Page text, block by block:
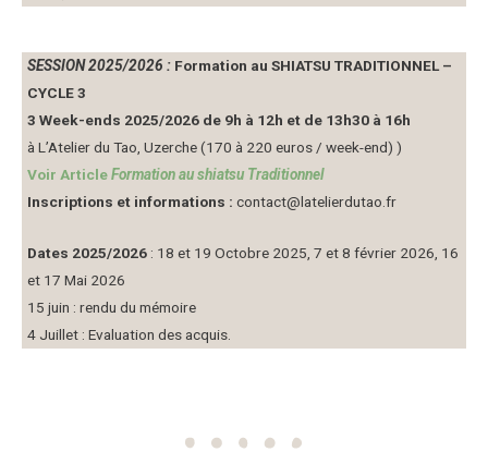
SESSION 2025/2026 : Formation au SHIATSU TRADITIONNEL –
CYCLE 3
3 Week-ends 2025/2026 de 9h à 12h et de 13h30 à 16h
à L’Atelier du Tao, Uzerche (170 à 220 euros / week-end) )
Voir ArticleFormation au shiatsu Traditionnel
Inscriptions et informations : contact@latelierdutao.fr
Dates 2025/2026 : 18 et 19 Octobre 2025, 7 et 8 février 2026, 16
et 17 Mai 2026
15 juin : rendu du mémoire
4 Juillet : Evaluation des acquis.